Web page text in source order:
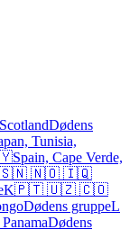
Dødens
Tunisia,
Spain, Cape Verde,
🇳🇴 🇮🇶
K🇵🇹 🇺🇿 🇨🇴
Dødens gruppeL
Dødens